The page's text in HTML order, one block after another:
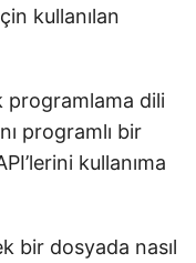
kullanılan
programlama dili
programlı bir
kullanıma
bir dosyada nasıl